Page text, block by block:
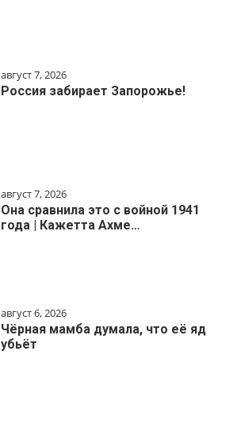
август 7, 2026
Россия забирает Запорожье!
август 7, 2026
Она сравнила это с войной 1941
года | Кажетта Ахме…
август 6, 2026
Чёрная мамба думала, что её яд
убьёт